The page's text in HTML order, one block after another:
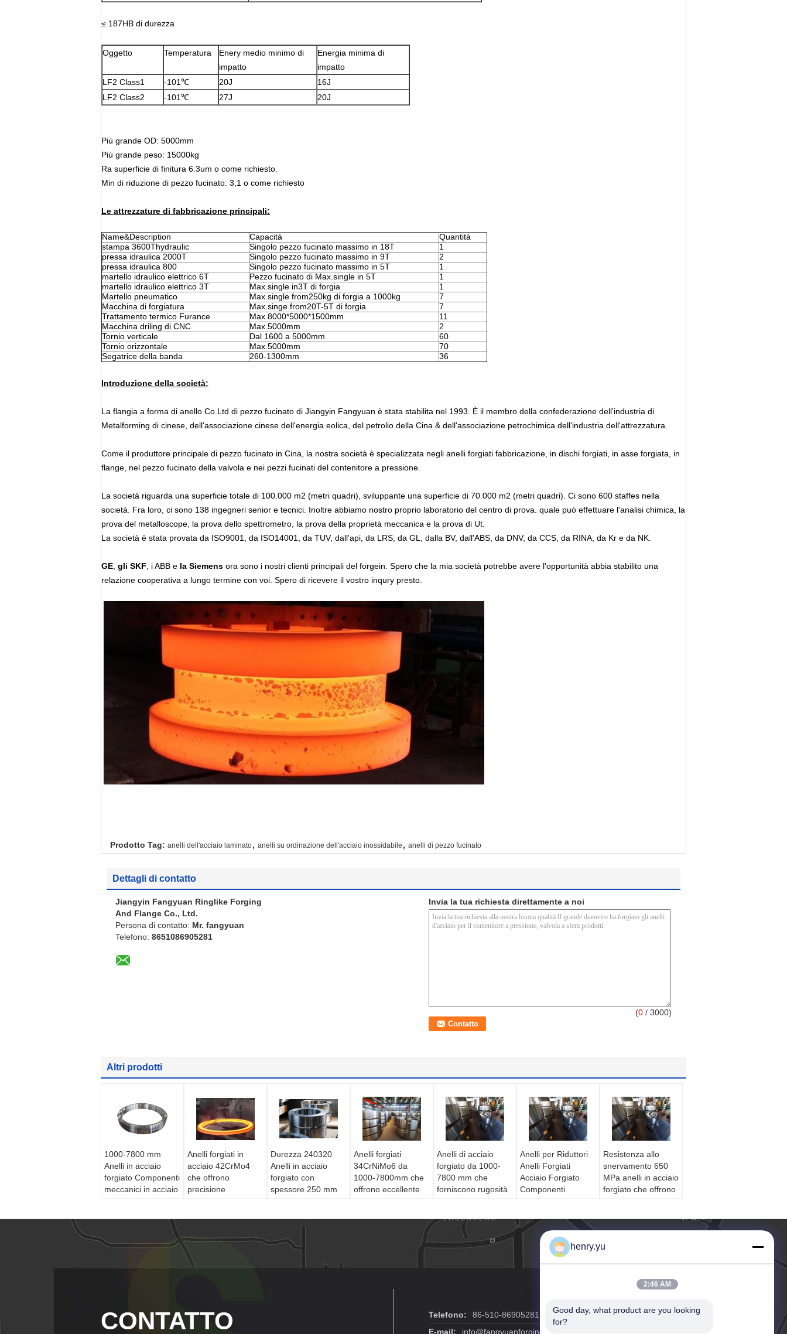
≤ 187HB di durezza
Oggetto Temperatura
Enery medio minimo di
impatto
Energia minima di
impatto
LF2 Class1
-101℃ 20J
16J
LF2 Class2
-101℃ 27J 20J
Più grande OD: 5000mm
Più grande peso: 15000kg
Ra superficie di finitura 6.3um o come richiesto.
Min di riduzione di pezzo fucinato: 3,1 o come richiesto
Le attrezzature di fabbricazione principali:
Name&Description Capacità
Quantità
stampa 3600Thydraulic
Singolo pezzo fucinato massimo in 18T
1
pressa idraulica 2000T
Singolo pezzo fucinato massimo in 9T
2
pressa idraulica 800
Singolo pezzo fucinato massimo in 5T
1
martello idraulico elettrico 6T
Pezzo fucinato di Max.single in 5T
1
martello idraulico elettrico 3T
Max.single in3T di forgia
1
Martello pneumatico
Max.single from250kg di forgia a 1000kg
7
Macchina di forgiatura
Max.singe from20T-5T di forgia
7
Trattamento termico Furance
Max.8000*5000*1500mm
11
Macchina driling di CNC
Max.5000mm
2
Tornio verticale
Dal 1600 a 5000mm
60
Tornio orizzontale
Max.5000mm
70
Segatrice della banda
260-1300mm 36
Introduzione della società:
La flangia a forma di anello Co.Ltd di pezzo fucinato di Jiangyin Fangyuan è stata stabilita nel 1993. È il membro della confederazione dell'industria di
Metalforming di cinese, dell'associazione cinese dell'energia eolica, del petrolio della Cina & dell'associazione petrochimica dell'industria dell'attrezzatura.
Come il produttore principale di pezzo fucinato in Cina, la nostra società è specializzata negli anelli forgiati fabbricazione, in dischi forgiati, in asse forgiata, in
flange, nel pezzo fucinato della valvola e nei pezzi fucinati del contenitore a pressione.
La società riguarda una superficie totale di 100.000 m2 (metri quadri), sviluppante una superficie di 70.000 m2 (metri quadri). Ci sono 600 staffes nella
società. Fra loro, ci sono 138 ingegneri senior e tecnici. Inoltre abbiamo nostro proprio laboratorio del centro di prova. quale può effettuare l'analisi chimica, la
prova del metalloscope, la prova dello spettrometro, la prova della proprietà meccanica e la prova di Ut.
La società è stata provata da ISO9001, da ISO14001, da TUV, dall'api, da LRS, da GL, dalla BV, dall'ABS, da DNV, da CCS, da RINA, da Kr e da NK.
GE gli SKF , i ABB e la Siemens ora sono i nostri clienti principali del forgein. Spero che la mia società potrebbe avere l'opportunità abbia stabilito una
relazione cooperativa a lungo termine con voi. Spero di ricevere il vostro inqury presto.
Prodotto Tag: anelli dell'acciaio laminato, anelli su ordinazione dell'acciaio inossidabile , anelli di pezzo fucinato
Dettagli di contatto
Jiangyin Fangyuan Ringlike Forging
And Flange Co., Ltd.
Persona di contatto: Mr. fangyuan
Telefono: 8651086905281
Invia la tua richiesta direttamente a noi
(0 / 3000)
Altri prodotti
1000-7800 mm
Anelli in acciaio
forgiato Componenti
meccanici in acciaio
Anelli forgiati in
acciaio 42CrMo4
che offrono
precisione
soddisfare rigorosi
Durezza 240320
Anelli in acciaio
forgiato con
spessore 250 mm
esigenze di
applicazioni
industriali pesanti
Anelli forgiati
34CrNiMo6 da
1000-7800mm che
offrono eccellente
Anelli di acciaio
forgiato da 1000-
7800 mm che
forniscono rugosità
Compatibile con
macchine industriali
Anelli per Riduttori
Anelli Forgiati
Acciaio Forgiato
Componenti
Riduttori e
Applicazioni
Industriali
Resistenza allo
snervamento 650
MPa anelli in acciaio
forgiato che offrono
impieghi gravosi
CONTATTO Telefono:
86-510-86905281
E-mail:
info@fangyuanforging.cn
henry.yu
2:46 AM
Good day, what product are you looking
for?